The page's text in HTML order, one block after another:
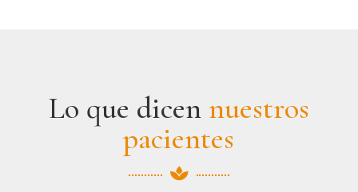
Lo que dicennuestros
pacientes
